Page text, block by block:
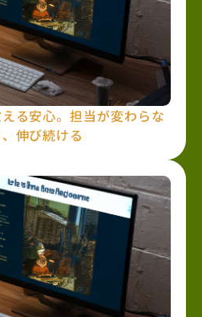
る安心。担当が変わらな
伸び続ける